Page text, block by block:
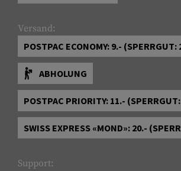
Versand:
POSTPAC ECONOMY: 9.- (SPERRGUT:
ABHOLUNG
POSTPAC PRIORITY: 11.-
SWISS EXPRESS «MOND»: 20.-
Support: